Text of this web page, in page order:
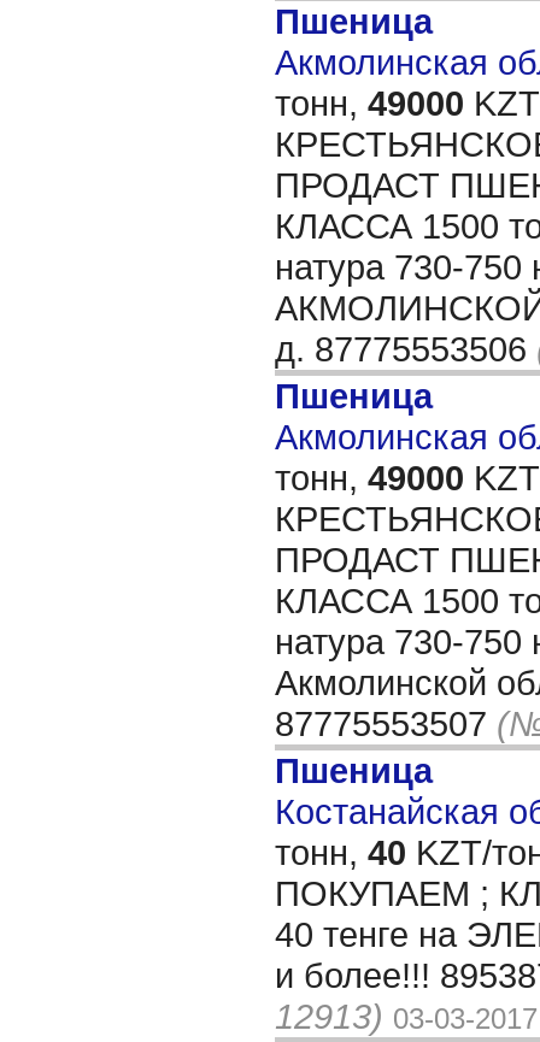
Пшеница
Акмолинская
тонн, 49000
ПРОДАСТ
КЛАССА 1500
натура 730-750
АКМОЛИНСКОЙ
д. 87775553506
Пшеница
Акмолинская
тонн, 49000
ПРОДАСТ
КЛАССА 1500
натура 730-750
Акмолинской
87775553507
Пшеница
Костанайская
тонн, 40 KZT/
ПОКУПАЕМ ;
40 тенге на
и более!!!
12913) 03-03-2017